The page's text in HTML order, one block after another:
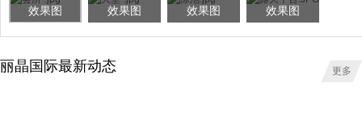
效果图 效果图 效果图 效果图
丽晶国际最新动态 更多